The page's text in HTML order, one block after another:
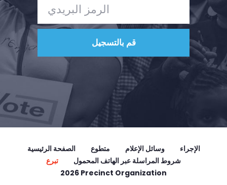
الصفحة الرئيسية متطوع وسائل الإعلام
الإجراء
تبرع
شروط المراسلة عبر الهاتف المحمول
2026 Precinct Organization